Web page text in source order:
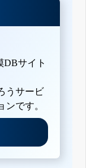
DBサイト
うサービ
ンです。